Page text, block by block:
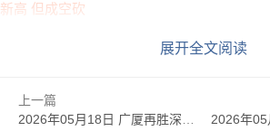
新高 但成空砍
[文班空接]把球给我我要回家！文班亚马炸裂
[文班超远三分]怎么玩？文班超远三分强行追
展开全文阅读
上一篇
2026年05月18日 广厦再胜深圳2-0夺赛点 布朗30分 胡金秋17+8 贺希宁16中6
2026年05月20日 尼克斯末